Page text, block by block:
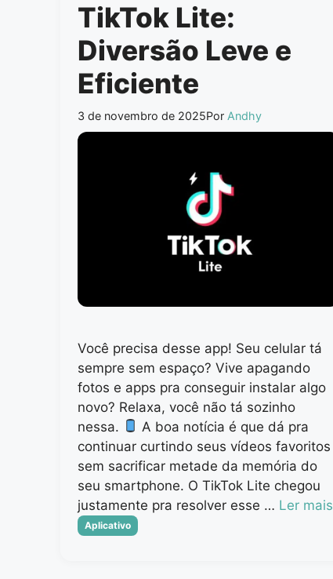
TikTok Lite:
Diversão Leve e
Eficiente
3 de novembro de 2025Por Andhy
Você precisa desse app! Seu celular tá
sempre sem espaço? Vive apagando
fotos e apps pra conseguir instalar algo
novo? Relaxa, você não tá sozinho
nessa.
A boa notícia é que dá pra
continuar curtindo seus vídeos favoritos
sem sacrificar metade da memória do
seu smartphone. O TikTok Lite chegou
justamente pra resolver esse … Ler mais
Categorias
Aplicativo